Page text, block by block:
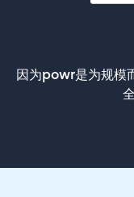
因为powr是为规模